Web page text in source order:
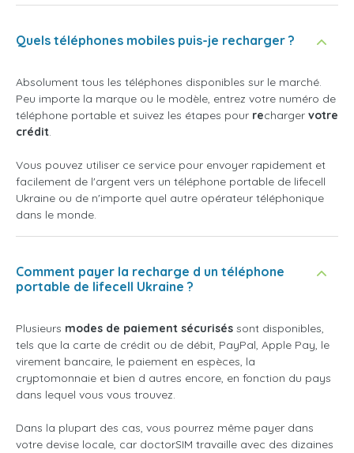
Quels téléphones mobiles puis-je recharger ?
Absolument tous les téléphones disponibles sur le marché.
Peu importe la marque ou le modèle, entrez votre numéro de
téléphone portable et suivez les étapes pour recharger votre
crédit.
Vous pouvez utiliser ce service pour envoyer rapidement et
facilement de l'argent vers un téléphone portable de lifecell
Ukraine ou de n'importe quel autre opérateur téléphonique
dans le monde.
Comment payer la recharge d un téléphone
portable de lifecell Ukraine ?
Plusieurs modes de paiement sécurisés sont disponibles,
tels que la carte de crédit ou de débit, PayPal, Apple Pay, le
virement bancaire, le paiement en espèces, la
cryptomonnaie et bien d autres encore, en fonction du pays
dans lequel vous vous trouvez.
Dans la plupart des cas, vous pourrez même payer dans
votre devise locale, car doctorSIM travaille avec des dizaines